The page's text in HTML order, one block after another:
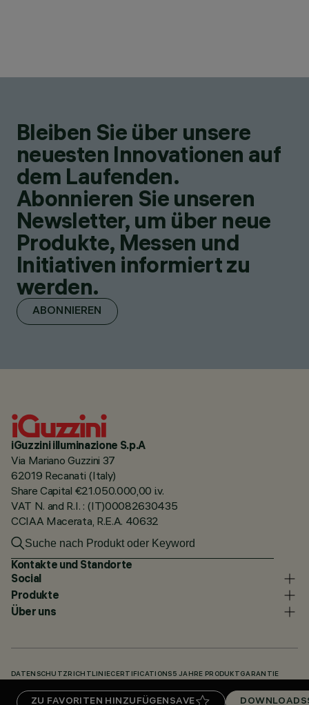
ZU FAVORITEN HINZUFÜGEN SAVE DOWNLOADS
Bleiben Sie über unsere
neuesten Innovationen auf
dem Laufenden.
Abonnieren Sie unseren
Newsletter, um über neue
Produkte, Messen und
Initiativen informiert zu
werden.
ABONNIEREN
iGuzzini illuminazione S.p.A
Via Mariano Guzzini 37
62019 Recanati (Italy)
Share Capital €21.050.000,00 i.v.
VAT N. and R.I. : (IT)00082630435
CCIAA Macerata, R.E.A. 40632
Kontakte und Standorte
Social
Produkte
Über uns
DATENSCHUTZRICHTLINIECERTIFICATIONS 5 JAHRE PRODUKTGARANTIE
UNSERE CODES KNOWLEDGE BASE (LOGIN REQUIRED) DOWNLOADS